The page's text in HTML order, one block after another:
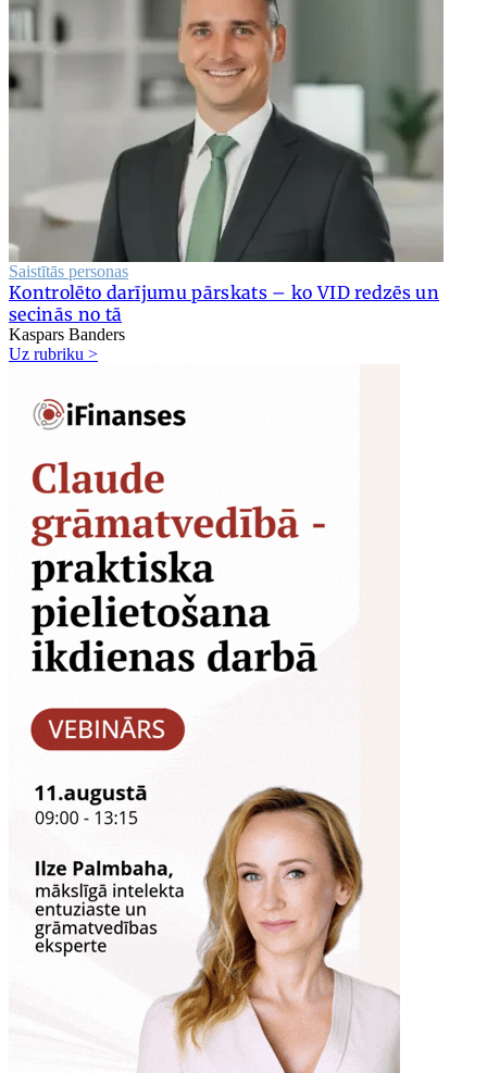
Saistītās personas
Kontrolēto darījumu pārskats – ko VID redzēs un
secinās no tā
Kaspars Banders
Uz rubriku >